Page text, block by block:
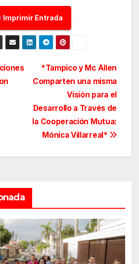
Imprimir Entrada
*Tampico y Mc Allen
Comparten una misma
Visión para el
Desarrollo a Través de
la Cooperación Mutua:
Mónica Villarreal*